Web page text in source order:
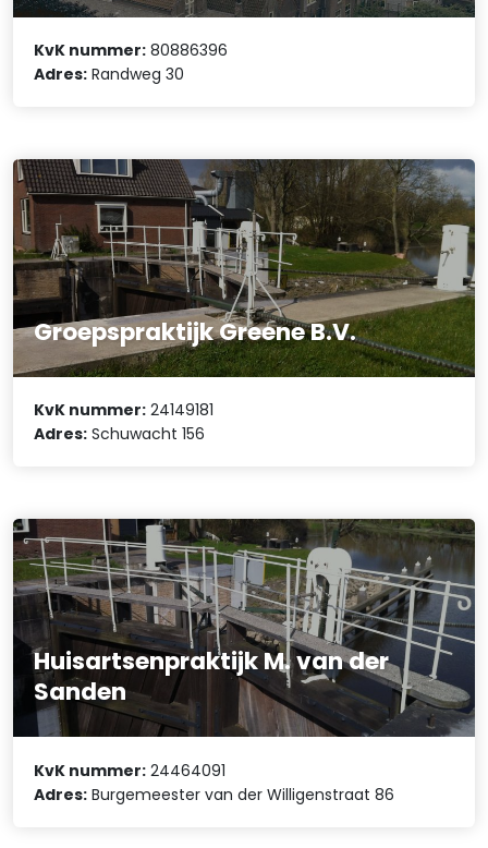
KvK nummer: 80886396
Adres: Randweg 30
Groepspraktijk Greene B.V.
KvK nummer: 24149181
Adres: Schuwacht 156
Huisartsenpraktijk M. van der
Sanden
KvK nummer: 24464091
Adres: Burgemeester van der Willigenstraat 86